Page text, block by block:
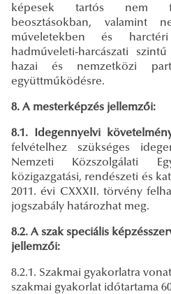
képesek tartós nem
beosztásokban, valamint
műveletekben és
hadműveleti-harcászati
hazai és nemzetközi
együttműködésre.
8. A mesterképzés jellemzői:
8.1. Idegennyelvi
felvételhez szükséges
Nemzeti Közszolgálati
közigazgatási, rendészeti és
2011. évi CXXXII. törvény
jogszabály határozhat meg.
8.2. A szak speciális
jellemzői:
8.2.1. Szakmai gyakorlatra
szakmai gyakorlat időtartama